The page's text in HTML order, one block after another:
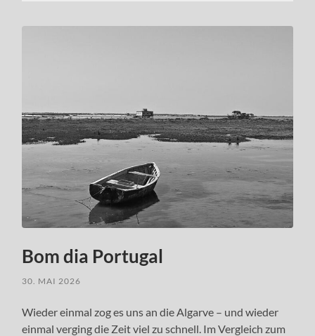
Bom dia Portugal
30. MAI 2026
Wieder einmal zog es uns an die Algarve – und wieder
einmal verging die Zeit viel zu schnell. Im Vergleich zum